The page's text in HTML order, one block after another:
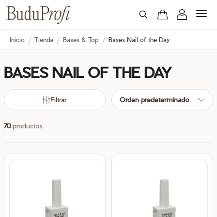
Inicio / Tienda / Bases & Top / Bases Nail of the Day
BASES NAIL OF THE DAY
70 productos
Filtrar Orden predeterminado